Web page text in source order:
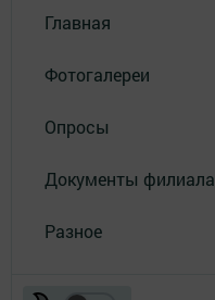
Главная
Фотогалереи
Опросы
Документы филиала
Разное